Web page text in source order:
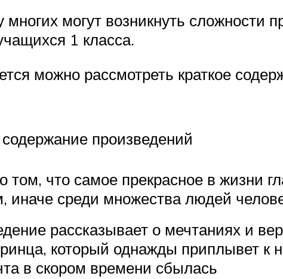
могут возникнуть сложности
1 класса.
можно рассмотреть краткое
содержание произведений
том, что самое прекрасное в жизни
иначе среди множества людей
рассказывает о мечтаниях и
который однажды приплывет
в скором времени сбылась